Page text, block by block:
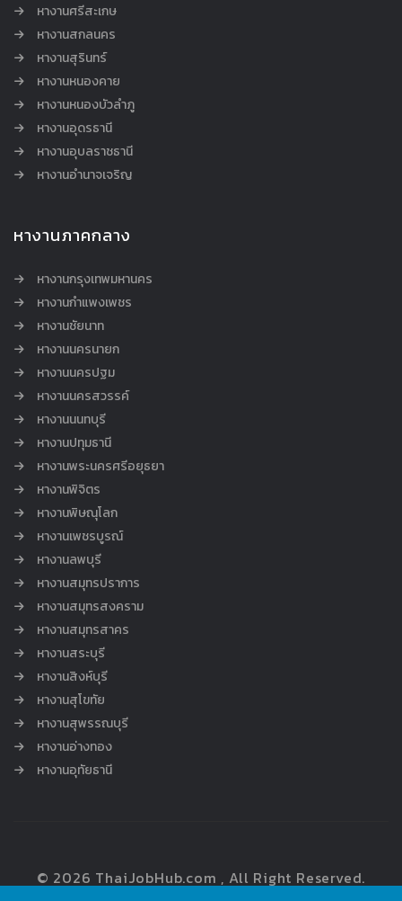
หางานศรีสะเกษ
หางานสกลนคร
หางานสุรินทร์
หางานหนองคาย
หางานหนองบัวลำภู
หางานอุดรธานี
หางานอุบลราชธานี
หางานอำนาจเจริญ
หางานภาคกลาง
หางานกรุงเทพมหานคร
หางานกำแพงเพชร
หางานชัยนาท
หางานนครนายก
หางานนครปฐม
หางานนครสวรรค์
หางานนนทบุรี
หางานปทุมธานี
หางานพระนครศรีอยุธยา
หางานพิจิตร
หางานพิษณุโลก
หางานเพชรบูรณ์
หางานลพบุรี
หางานสมุทรปราการ
หางานสมุทรสงคราม
หางานสมุทรสาคร
หางานสระบุรี
หางานสิงห์บุรี
หางานสุโขทัย
หางานสุพรรณบุรี
หางานอ่างทอง
หางานอุทัยธานี
© 2026 ThaiJobHub.com , All Right Reserved.